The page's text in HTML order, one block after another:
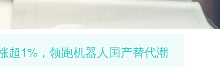
超1%，领跑机器人国产替代潮